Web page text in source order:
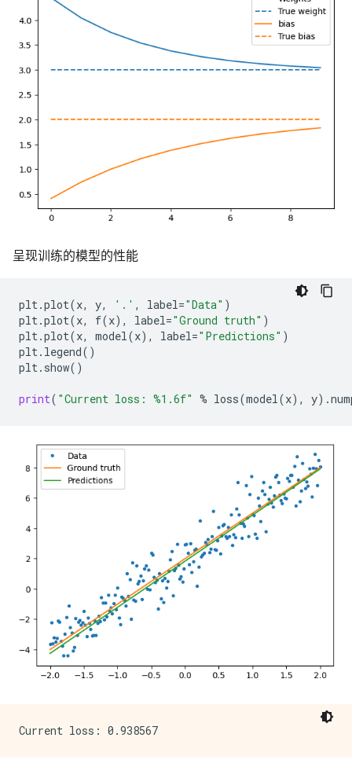
呈现训练的模型的性能
plt.plot(x, y, '.' , label="Data" )
plt.plot(x, f(x), label="Ground truth" )
plt.plot(x, model(x), label="Predictions" )
plt. legend()
plt. show()
print( "Current loss: %1.6f" % loss(model(x), y) .